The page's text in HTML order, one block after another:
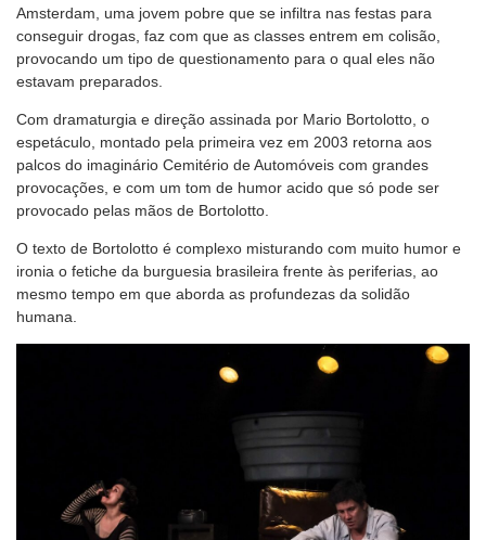
Amsterdam, uma jovem pobre que se infiltra nas festas para
conseguir drogas, faz com que as classes entrem em colisão,
provocando um tipo de questionamento para o qual eles não
estavam preparados.
Com dramaturgia e direção assinada por Mario Bortolotto, o
espetáculo, montado pela primeira vez em 2003 retorna aos
palcos do imaginário Cemitério de Automóveis com grandes
provocações, e com um tom de humor acido que só pode ser
provocado pelas mãos de Bortolotto.
O texto de Bortolotto é complexo misturando com muito humor e
ironia o fetiche da burguesia brasileira frente às periferias, ao
mesmo tempo em que aborda as profundezas da solidão
humana.